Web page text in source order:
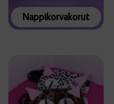
Nappikorvakorut